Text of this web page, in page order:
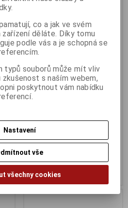
Brother tisková kazeta TN-
pro HL-3040CN/ 3070CW/
1 679 Kč
1 388 Kč (bez DPH:)
co a jak ve svém
zařízení děláte. Díky tomu
podle vás a je schopná se
typů souborů může mít vliv
s naším webem,
poskytnout vám nabídku
Nastavení
vše
všechny cookies